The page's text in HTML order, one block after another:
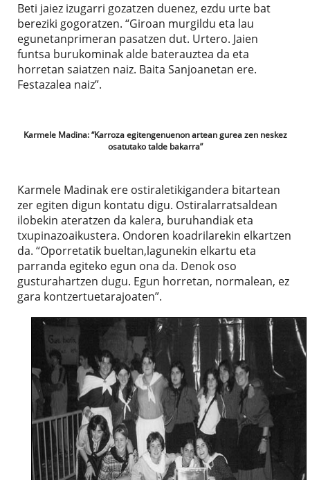
Beti jaiez izugarri gozatzen duenez, ezdu urte bat
bereziki gogoratzen. “Giroan murgildu eta lau
egunetanprimeran pasatzen dut. Urtero. Jaien
funtsa burukominak alde baterauztea da eta
horretan saiatzen naiz. Baita Sanjoanetan ere.
Festazalea naiz”.
Karmele Madina: “Karroza egitengenuenon artean gurea zen neskez
osatutako talde bakarra”
Karmele Madinak ere ostiraletikigandera bitartean
zer egiten digun kontatu digu. Ostiralarratsaldean
ilobekin ateratzen da kalera, buruhandiak eta
txupinazoaikustera. Ondoren koadrilarekin elkartzen
da. “Oporretatik bueltan,lagunekin elkartu eta
parranda egiteko egun ona da. Denok oso
gusturahartzen dugu. Egun horretan, normalean, ez
gara kontzertuetarajoaten”.